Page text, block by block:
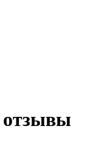
отзывы